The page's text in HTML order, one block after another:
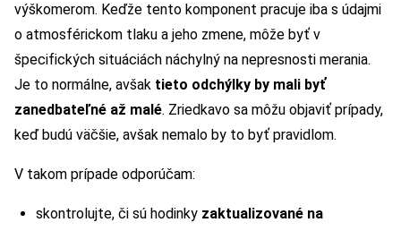
výškomerom. Keďže tento komponent pracuje iba s údajmi
o atmosférickom tlaku a jeho zmene, môže byť v
špecifických situáciách náchylný na nepresnosti merania.
Je to normálne, avšak tieto odchýlky by mali byť
zanedbateľné až malé. Zriedkavo sa môžu objaviť prípady,
keď budú väčšie, avšak nemalo by to byť pravidlom.
V takom prípade odporúčam:
skontrolujte, či sú hodinky zaktualizované na